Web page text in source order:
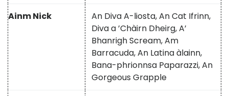
Ainm Nick
An Diva A-liosta, An Cat Ifrinn,
Diva a ’Chàirn Dheirg, A’
Bhanrigh Scream, Am
Barracuda, An Latina àlainn,
Bana-phrionnsa Paparazzi, An
Gorgeous Grapple